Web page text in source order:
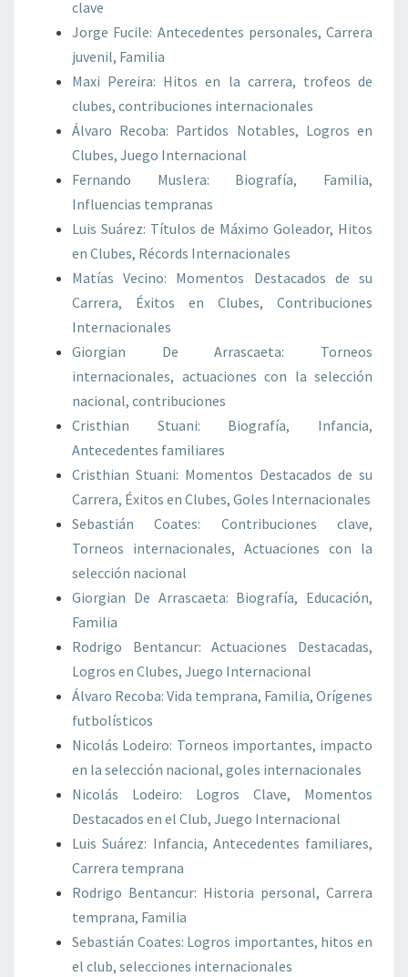
clave
Jorge Fucile: Antecedentes personales, Carrera
juvenil, Familia
Maxi Pereira: Hitos en la carrera, trofeos de
clubes, contribuciones internacionales
Álvaro Recoba: Partidos Notables, Logros en
Clubes, Juego Internacional
Fernando Muslera: Biografía, Familia,
Influencias tempranas
Luis Suárez: Títulos de Máximo Goleador, Hitos
en Clubes, Récords Internacionales
Matías Vecino: Momentos Destacados de su
Carrera, Éxitos en Clubes, Contribuciones
Internacionales
Giorgian De Arrascaeta: Torneos
internacionales, actuaciones con la selección
nacional, contribuciones
Cristhian Stuani: Biografía, Infancia,
Antecedentes familiares
Cristhian Stuani: Momentos Destacados de su
Carrera, Éxitos en Clubes, Goles Internacionales
Sebastián Coates: Contribuciones clave,
Torneos internacionales, Actuaciones con la
selección nacional
Giorgian De Arrascaeta: Biografía, Educación,
Familia
Rodrigo Bentancur: Actuaciones Destacadas,
Logros en Clubes, Juego Internacional
Álvaro Recoba: Vida temprana, Familia, Orígenes
futbolísticos
Nicolás Lodeiro: Torneos importantes, impacto
en la selección nacional, goles internacionales
Nicolás Lodeiro: Logros Clave, Momentos
Destacados en el Club, Juego Internacional
Luis Suárez: Infancia, Antecedentes familiares,
Carrera temprana
Rodrigo Bentancur: Historia personal, Carrera
temprana, Familia
Sebastián Coates: Logros importantes, hitos en
el club, selecciones internacionales